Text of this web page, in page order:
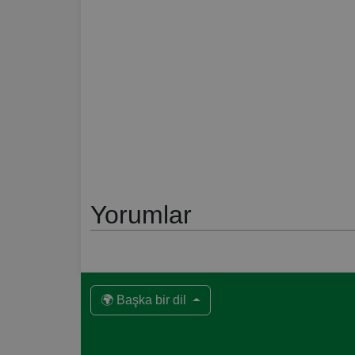
Yorumlar
🌍 Başka bir dil